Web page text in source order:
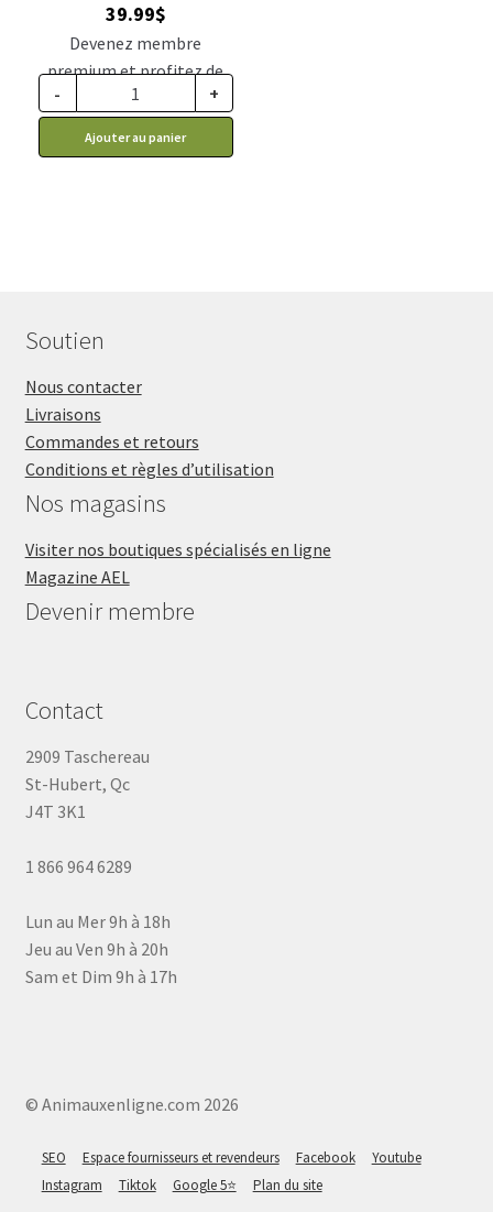
(pour tondeuse avec fil ou
lame clipsable)
39.99$
Devenez membre
premium et profitez de
ce prix rabais : 32.99$ CA
- +
Ajouter au panier
Soutien
Nous contacter
Livraisons
Commandes et retours
Conditions et règles d’utilisation
Nos magasins
Visiter nos boutiques spécialisés en ligne
Magazine AEL
Devenir membre
Contact
2909 Taschereau
St-Hubert, Qc
J4T 3K1
1 866 964 6289
Lun au Mer 9h à 18h
Jeu au Ven 9h à 20h
Sam et Dim 9h à 17h
© Animauxenligne.com 2026
SEO Espace fournisseurs et revendeurs Facebook
Youtube
Instagram
Tiktok Google 5⭐ Plan du site